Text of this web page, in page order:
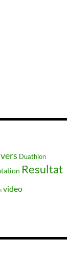
Duathlon
Resultat
video